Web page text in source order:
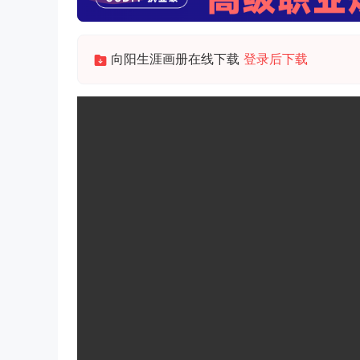
向阳生涯画册在线下载 登录后下载